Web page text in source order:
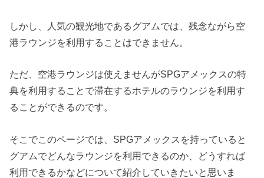
しかし、人気の観光地であるグアムでは、残念ながら空
港ラウンジを利用することはできません。
ただ、空港ラウンジは使えませんがSPGアメックスの特
典を利用することで滞在するホテルのラウンジを利用す
ることができるのです。
そこでこのページでは、SPGアメックスを持っていると
グアムでどんなラウンジを利用できるのか、どうすれば
利用できるかなどについて紹介していきたいと思いま